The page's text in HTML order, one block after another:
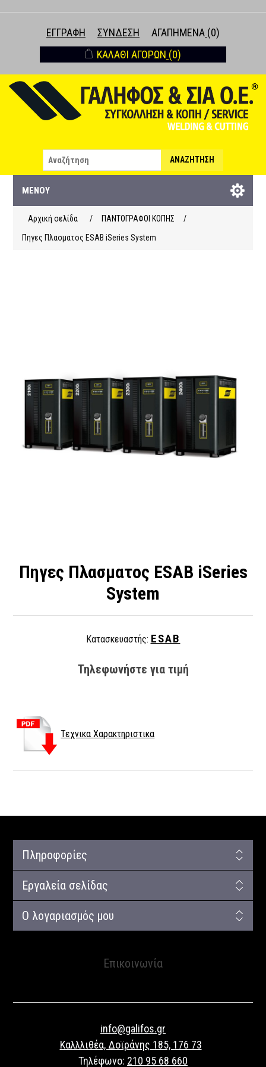
ΕΓΓΡΑΦΉ ΣΎΝΔΕΣΗ ΑΓΑΠΗΜΈΝΑ (0)
ΚΑΛΆΘΙ ΑΓΟΡΏΝ (0)
ΑΝΑΖΉΤΗΣΗ
ΜΕΝΟΎ
Αρχική σελίδα / ΠΑΝΤΟΓΡΑΦΟΙ ΚΟΠΗΣ
/
Πηγες Πλασματος ESAB iSeries System
Πηγες Πλασματος ESAB iSeries
System
Κατασκευαστής: ESAB
Τηλεφωνήστε για τιμή
Τεχνικα Χαρακτηριστικα
Πληροφορίες
Εργαλεία σελίδας
Ο λογαριασμός μου
Επικοινωνία
info@galifos.gr
Καλλλιθέα, Δοϊράνης 185, 176 73
Τηλέφωνο: 210 95 68 660